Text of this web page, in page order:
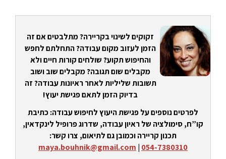
זקוקים לשינוי בקריירה? מתלבטים אם זה
הזמן לעזוב מקום עבודה? התחלתם לחפש
והחיפוש תקוע? שולחים קורות חיים ולא
מקבלים שום תגובה? מקבלים שוב ושוב
תשובות שליליות לאחר ראיונות עבודה? זה
בדיוק הזמן לתאם פגישת יעוץ!
לפרטים נוספים על פגישת היעוץ לחיפוש עבודה: כתיבת
קו”ח, סימולציה של ראיון עבודה, שדרוג פרופיל לינקדאין,
תכנון קריירה וכמובן גם לתיאום, צרו קשר:
054-7380310
|
maya.bouhnik@gmail.com